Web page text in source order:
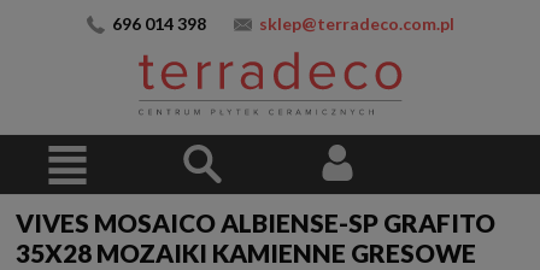
696 014 398 sklep@terradeco.com.pl
VIVES MOSAICO ALBIENSE-SP GRAFITO
35X28 MOZAIKI KAMIENNE GRESOWE